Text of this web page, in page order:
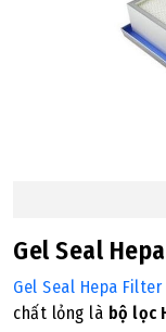
Gel Seal
Gel Seal Hepa Filter
chất lỏng là bộ lọc